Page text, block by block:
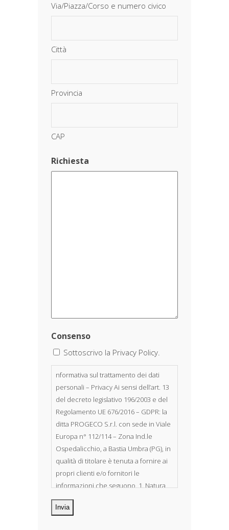
Via/Piazza/Corso e numero civico
Città
Provincia
CAP
Richiesta
Consenso
Sottoscrivo la Privacy Policy.
nformativa sul trattamento dei dati
personali – Privacy Ai sensi dell’art. 13
del decreto legislativo 196/2003 e del
Regolamento UE 676/2016 – GDPR: la
ditta PROGECO S.r.l. con sede in Viale
Europa n° 112/114 – Zona Ind.le
Ospedalicchio, a Bastia Umbra (PG), in
qualità di titolare è tenuta a fornire ai
propri clienti e/o fornitori le
informazioni che seguono. 1. Natura
dei dati personali Costituiscono
oggetto di trattamento i Suoi dati